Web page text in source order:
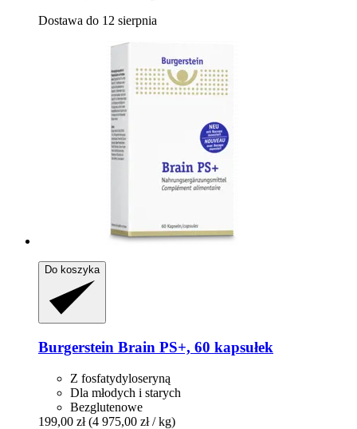
Dostawa do 12 sierpnia
Do koszyka
Burgerstein Brain PS+, 60 kapsułek
Z fosfatydyloseryną
Dla młodych i starych
Bezglutenowe
199,00 zł (4 975,00 zł / kg)